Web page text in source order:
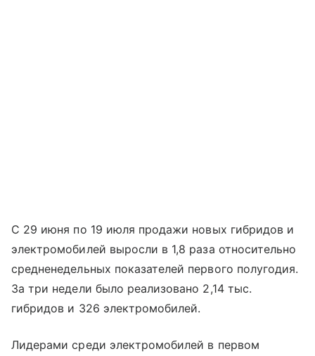
С 29 июня по 19 июля продажи новых гибридов и
электромобилей выросли в 1,8 раза относительно
средненедельных показателей первого полугодия.
За три недели было реализовано 2,14 тыс.
гибридов и 326 электромобилей.
Лидерами среди электромобилей в первом